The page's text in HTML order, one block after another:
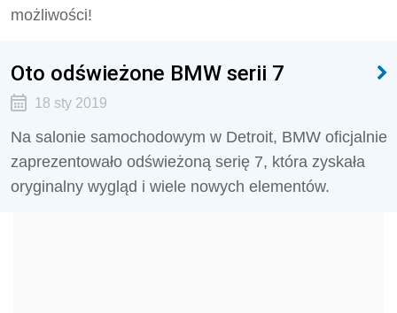
możliwości!
Oto odświeżone BMW serii 7
18 sty 2019
Na salonie samochodowym w Detroit, BMW oficjalnie
zaprezentowało odświeżoną serię 7, która zyskała
oryginalny wygląd i wiele nowych elementów.